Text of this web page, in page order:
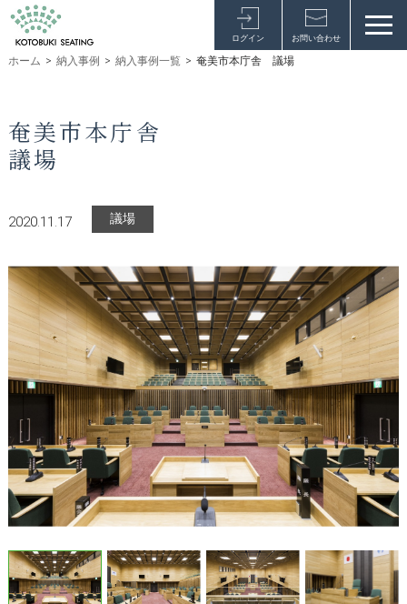
ログイン お問い合わせ
ホーム > 納入事例 > 納入事例一覧 > 奄美市本庁舎 議場
奄美市本庁舎
議場
2020.11.17 議場